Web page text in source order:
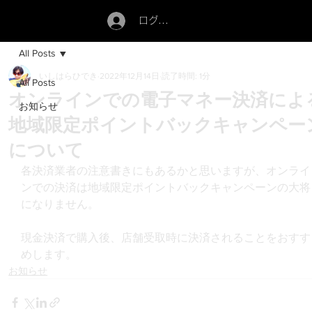
ログイン
All Posts
お知らせ
All Posts
オンラインでの電子マネー決済によ
地域限定ポイントバックキャンペー
について
いしはらひでき 2022年12月14日 読了時間: 1分
各決済業者の注意書きにもあるかと思いますが、オンライ
ンでの決済は地域限定ポイントバックキャンペーンの大将
になりません。
現金決済で購入後、店舗受取時に決済されることをおすす
めします。
お知らせ